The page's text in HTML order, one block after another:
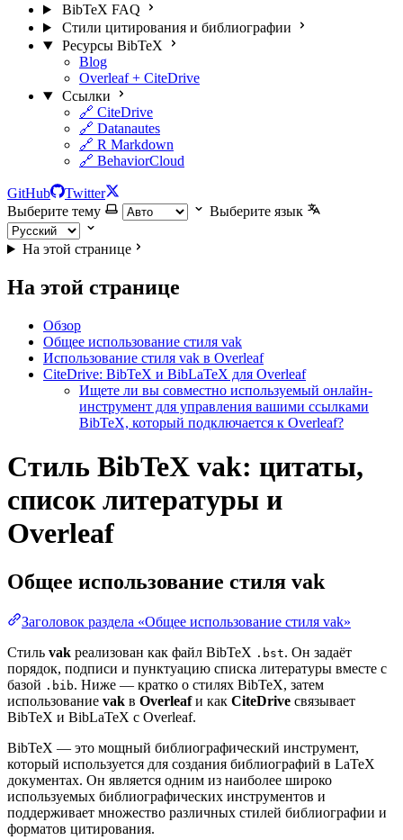
BibTeX FAQ
Стили цитирования и библиографии
Ресурсы BibTeX
Blog
Overleaf + CiteDrive
Ссылки
🔗 CiteDrive
🔗 Datanautes
🔗 R Markdown
🔗 BehaviorCloud
GitHub
Twitter
Выберите тему
Выберите язык
На этой странице
На этой странице
Обзор
Общее использование стиля vak
Использование стиля vak в Overleaf
CiteDrive: BibTeX и BibLaTeX для Overleaf
Ищете ли вы совместно используемый онлайн-
инструмент для управления вашими ссылками
BibTeX, который подключается к Overleaf?
Стиль BibTeX vak: цитаты,
список литературы и
Overleaf
Общее использование стиля vak
Заголовок раздела «Общее использование стиля vak»
Стиль vak реализован как файл BibTeX .bst. Он задаёт
порядок, подписи и пунктуацию списка литературы вместе с
базой .bib. Ниже — кратко о стилях BibTeX, затем
использование vak в Overleafи как CiteDrive связывает
BibTeX и BibLaTeX с Overleaf.
BibTeX — это мощный библиографический инструмент,
который используется для создания библиографий в LaTeX
документах. Он является одним из наиболее широко
используемых библиографических инструментов и
поддерживает множество различных стилей библиографии и
форматов цитирования.